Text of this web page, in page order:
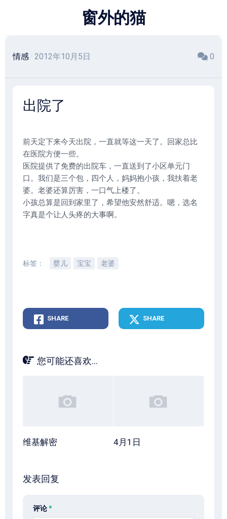
窗外的猫
情感 · 2012年10月5日 0
出院了
前天定下来今天出院，一直就等这一天了。回家总比
在医院方便一些。
医院提供了免费的出院车，一直送到了小区单元门
口。我们是三个包，四个人，妈妈抱小孩，我扶着老
婆。老婆还算厉害，一口气上楼了。
小孩总算是回到家里了，希望他安然舒适。嗯，选名
字真是个让人头疼的大事啊。
标签： 婴儿 宝宝 老婆
SHARE SHARE
您可能还喜欢...
维基解密 4月1日
发表回复
评论*